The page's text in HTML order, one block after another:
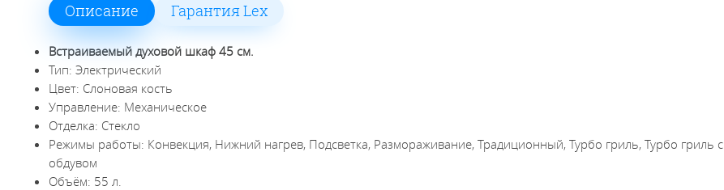
Описание Гарантия Lex
Встраиваемый духовой шкаф 45 см.
Тип: Электрический
Цвет: Слоновая кость
Управление: Механическое
Отделка: Стекло
Режимы работы: Конвекция, Нижний нагрев, Подсветка, Размораживание, Традиционный, Турбо гриль, Турбо гриль с
обдувом
Объём: 55 л.